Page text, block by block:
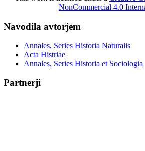
NonCommercial 4.0
Navodila avtorjem
Annales, Series Historia Naturalis
Acta Histriae
Annales, Series Historia et Sociologia
Partnerji